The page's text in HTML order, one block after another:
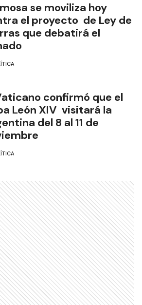
se moviliza hoy
el proyecto de Ley de
que debatirá el
confirmó que el
León XIV visitará la
del 8 al 11 de